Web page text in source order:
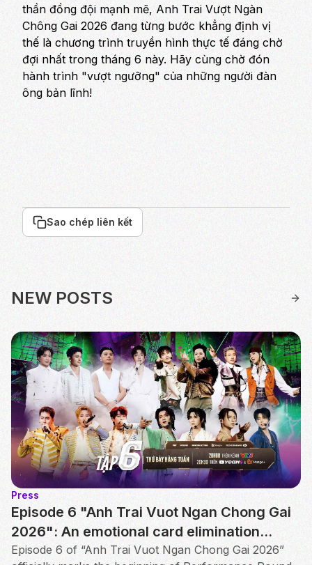
thần đồng đội mạnh mẽ, Anh Trai Vượt Ngàn
Chông Gai 2026 đang từng bước khẳng định vị
thế là chương trình truyền hình thực tế đáng chờ
đợi nhất trong tháng 6 này. Hãy cùng chờ đón
hành trình "vượt ngưỡng" của những người đàn
ông bản lĩnh!
Sao chép liên kết
NEW POSTS
Press
Episode 6 "Anh Trai Vuot Ngan Chong Gai
2026": An emotional card elimination
battle and the official announcement of
Episode 6 of “Anh Trai Vuot Ngan Chong Gai 2026”